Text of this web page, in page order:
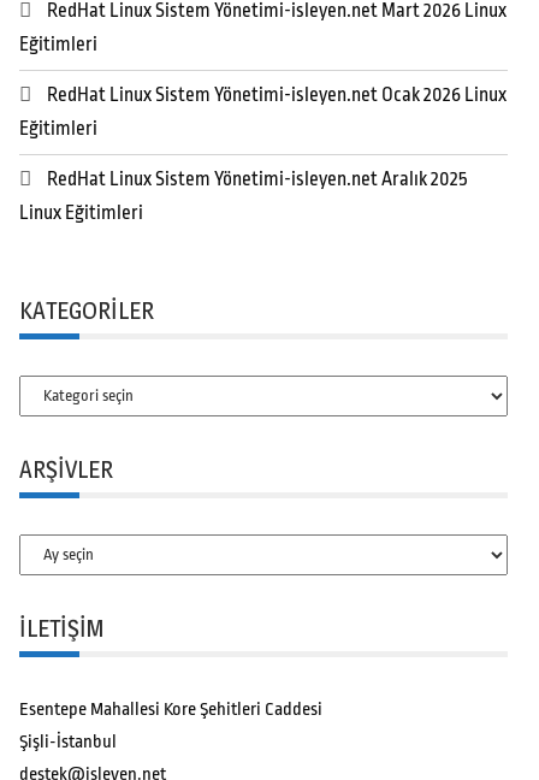
RedHat Linux Sistem Yönetimi-isleyen.net Mart 2026 Linux
Eğitimleri
RedHat Linux Sistem Yönetimi-isleyen.net Ocak 2026 Linux
Eğitimleri
RedHat Linux Sistem Yönetimi-isleyen.net Aralık 2025
Linux Eğitimleri
KATEGORILER
Kategoriler
ARŞIVLER
Arşivler
İLETİŞİM
Esentepe Mahallesi Kore Şehitleri Caddesi
Şişli-İstanbul
destek@isleyen.net